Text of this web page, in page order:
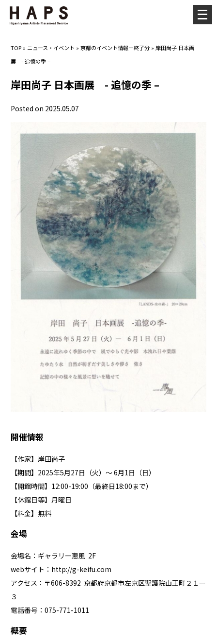
TOP » ニュース・イベント »京都のイベント情報ー終了分 »岸田尚子 日本画
展 - 追憶の季 –
岸田尚子 日本画展 - 追憶の季 –
Posted on 2025.05.07
開催情報
【作家】岸田尚子
【期間】2025年5月27日（火）～ 6月1日（日）
【開館時間】12:00-19:00（最終日18:00まで）
【休館日等】月曜日
【料金】無料
会場
会場名：ギャラリー恵風 2F
webサイト： http://g-keifu.com
アクセス：〒606-8392 京都府京都市左京区聖護院山王町２１ー
３
電話番号：075-771-1011
概要
メ
ニ
ー